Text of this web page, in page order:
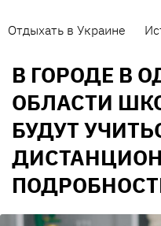
Отдыхать в Украине
В ГОРОДЕ В
ОБЛАСТИ
БУДУТ